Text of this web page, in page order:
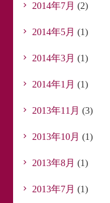
2014年7月 (2)
2014年5月 (1)
2014年3月 (1)
2014年1月 (1)
2013年11月 (3)
2013年10月 (1)
2013年8月 (1)
2013年7月 (1)